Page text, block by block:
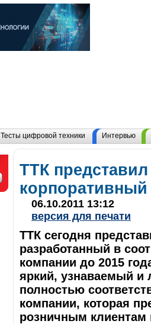
Тесты цифровой техники Интервью
ТТК
06.10.2011 13:12
версия для печати
ТТК сегодня
разработанный в
компании до 2015
яркий, узнаваемый и
полностью
компании, которая
розничным клиентам